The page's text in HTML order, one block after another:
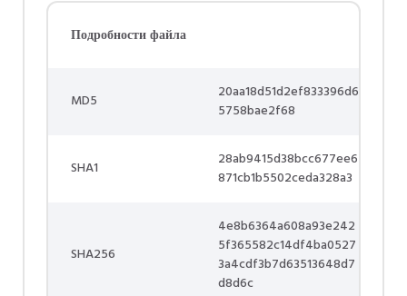
Подробности файла
MD5
20aa18d51d2ef833396d6
5758bae2f68
SHA1
28ab9415d38bcc677ee6
871cb1b5502ceda328a3
SHA256
4e8b6364a608a93e242
5f365582c14df4ba0527
3a4cdf3b7d63513648d7
d8d6c